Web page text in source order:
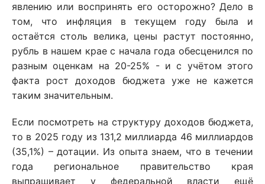
явлению или воспринять его осторожно? Дело в
том, что инфляция в текущем году была и
остаётся столь велика, цены растут постоянно,
рубль в нашем крае с начала года обесценился по
разным оценкам на 20-25% - и с учётом этого
факта рост доходов бюджета уже не кажется
таким значительным.
Если посмотреть на структуру доходов бюджета,
то в 2025 году из 131,2 миллиарда 46 миллиардов
(35,1%) – дотации. Из опыта знаем, что в течении
года региональное правительство края
выпрашивает у федеральной власти ещё